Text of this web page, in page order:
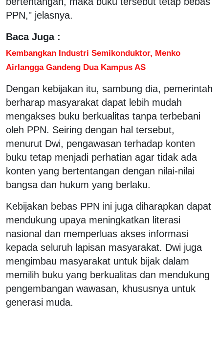
PPN," jelasnya.
Baca Juga :
Kembangkan Industri Semikonduktor, Menko
Airlangga Gandeng Dua Kampus AS
Dengan kebijakan itu, sambung dia, pemerintah
berharap masyarakat dapat lebih mudah
mengakses buku berkualitas tanpa terbebani
oleh PPN. Seiring dengan hal tersebut,
menurut Dwi, pengawasan terhadap konten
buku tetap menjadi perhatian agar tidak ada
konten yang bertentangan dengan nilai-nilai
bangsa dan hukum yang berlaku.
Kebijakan bebas PPN ini juga diharapkan dapat
mendukung upaya meningkatkan literasi
nasional dan memperluas akses informasi
kepada seluruh lapisan masyarakat. Dwi juga
mengimbau masyarakat untuk bijak dalam
memilih buku yang berkualitas dan mendukung
pengembangan wawasan, khususnya untuk
generasi muda.